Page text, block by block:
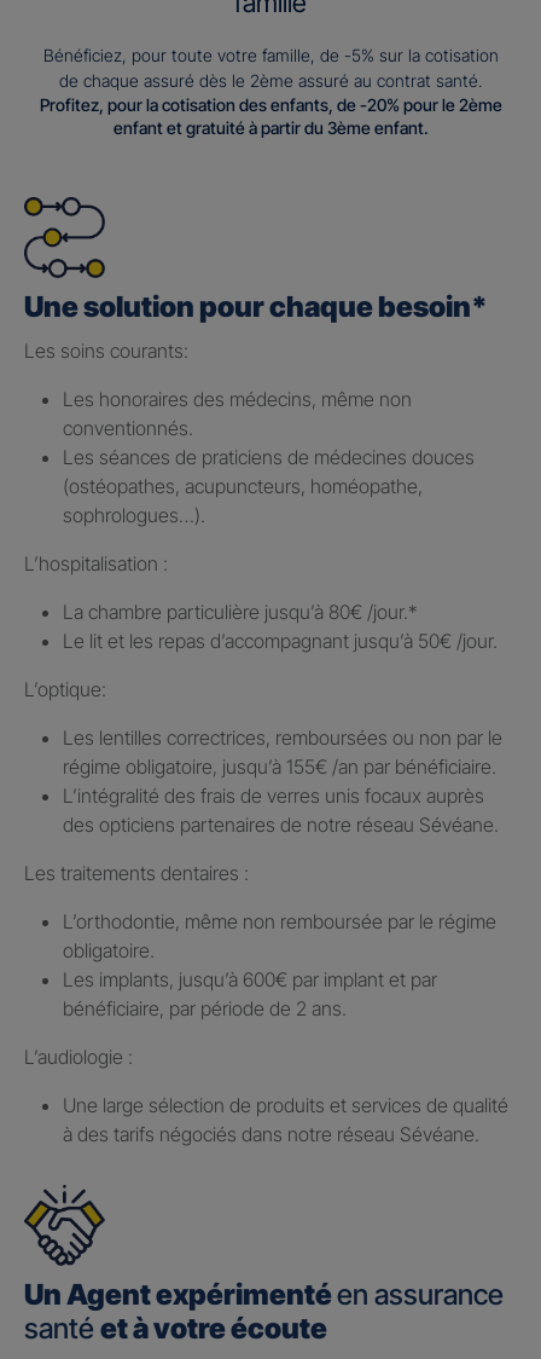
Bénéficiez, pour toute votre famille, de -5% sur la cotisation
de chaque assuré dès le 2ème assuré au contrat santé.
Profitez, pour la cotisation des enfants, de -20% pour le 2ème
enfant et gratuité à partir du 3ème enfant.
Une solution pour chaque besoin*
Les soins courants: ​
Les honoraires des médecins, même non
conventionnés.​
Les séances de praticiens de médecines douces
(ostéopathes, acupuncteurs, homéopathe,
sophrologues…).​
L’hospitalisation : ​
La chambre particulière jusqu’à 80€ /jour.​*
Le lit et les repas d’accompagnant jusqu’à 50€ /jour.​
L’optique:
Les lentilles correctrices, remboursées ou non par le
régime obligatoire, jusqu’à 155€ /an par bénéficiaire.​
L’intégralité des frais de verres unis focaux auprès
des opticiens partenaires de notre réseau Sévéane.​
Les traitements dentaires : ​
L’orthodontie, même non remboursée par le régime
obligatoire.​
Les implants, jusqu’à 600€ par implant et par
bénéficiaire, par période de 2 ans.
L’audiologie :
Une large sélection de produits et services de qualité
à des tarifs négociés dans notre réseau Sévéane.
Un Agent expérimentéen assurance
santé et à votre écoute